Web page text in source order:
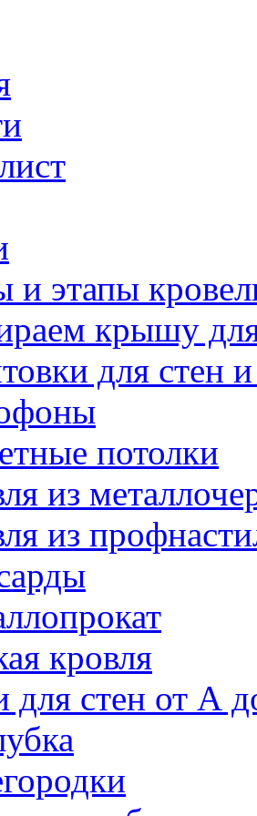
и этапы
крышу
для стен
потолки
из
из
кровля
для стен от А